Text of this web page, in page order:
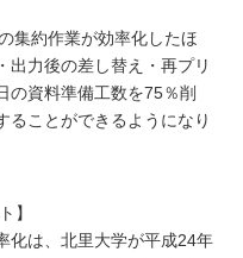
集約作業が効率化したほ
出力後の差し替え・再プリ
の資料準備工数を75％削
ることができるようになり
】
化は、北里大学が平成24年